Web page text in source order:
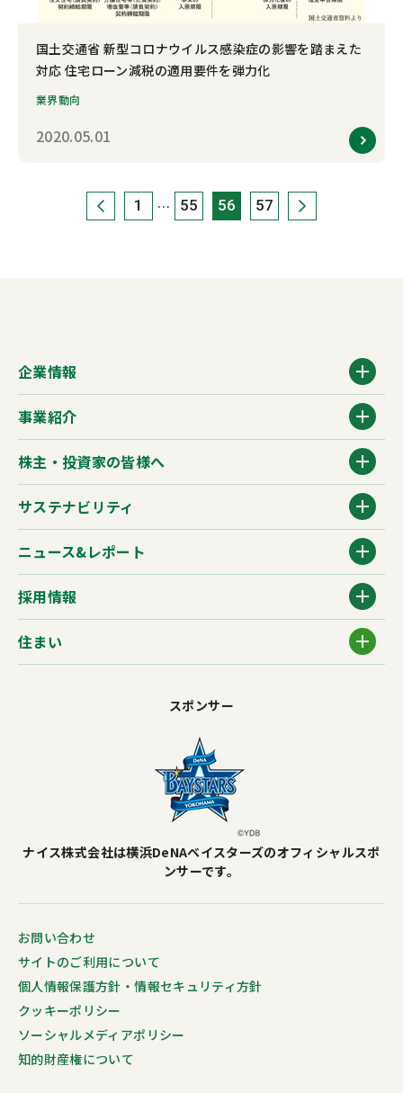
国土交通省 新型コロナウイルス感染症の影響を踏まえた
対応 住宅ローン減税の適用要件を弾力化
業界動向
2020.05.01
1 … 55 56 57
スポンサー
ナイス株式会社は横浜DeNAベイスターズのオフィシャルスポ
ンサーです。
企業情報
事業紹介
株主・投資家の皆様へ
サステナビリティ
ニュース&レポート
採用情報
住まい
お問い合わせ
サイトのご利用について
個人情報保護方針・情報セキュリティ方針
クッキーポリシー
ソーシャルメディアポリシー
知的財産権について